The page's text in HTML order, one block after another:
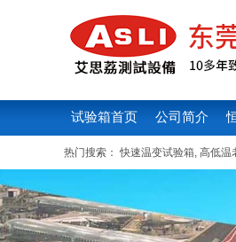
试验箱首页 公司简介
热门搜索：快速温变试验箱, 高低温